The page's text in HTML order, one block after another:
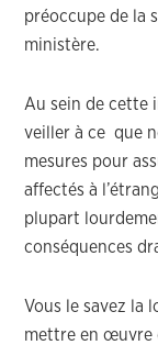
préoccupe de la
ministère.
Au sein de cette
veiller à ce que
mesures pour
affectés à
plupart
conséquences
Vous le savez la
mettre en œuvre